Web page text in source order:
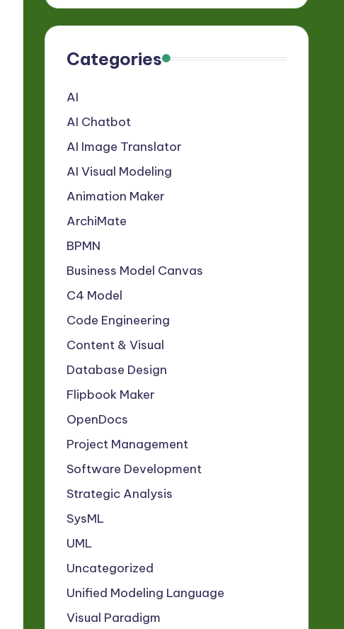
Categories
AI
AI Chatbot
AI Image Translator
AI Visual Modeling
Animation Maker
ArchiMate
BPMN
Business Model Canvas
C4 Model
Code Engineering
Content & Visual
Database Design
Flipbook Maker
OpenDocs
Project Management
Software Development
Strategic Analysis
SysML
UML
Uncategorized
Unified Modeling Language
Visual Paradigm